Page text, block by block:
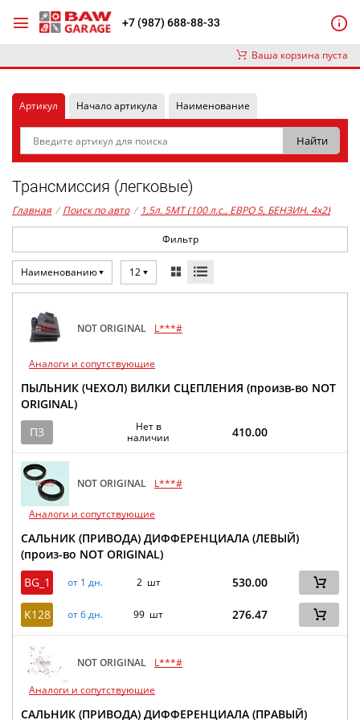
+7 (987) 688-88-33
Ваша корзина пуста
Артикул Начало артикула Наименование
Трансмиссия (легковые)
Главная / Поиск по авто / 1,5л. 5MT (100 л.с., ЕВРО 5, БЕНЗИН, 4x2)
Фильтр
Наименованию 12
NOT ORIGINAL L***#
Аналоги и сопутствующие
ПЫЛЬНИК (ЧЕХОЛ) ВИЛКИ СЦЕПЛЕНИЯ (произв-во NOT
ORIGINAL)
ПЗ
Нет в
наличии
410.00
NOT ORIGINAL L***#
Аналоги и сопутствующие
САЛЬНИК (ПРИВОДА) ДИФФЕРЕНЦИАЛА (ЛЕВЫЙ)
(произ-во NOT ORIGINAL)
BG_1
от 1 дн. 2 шт 530.00
K128 от 6 дн. 99 шт 276.47
NOT ORIGINAL L***#
Аналоги и сопутствующие
САЛЬНИК (ПРИВОДА) ДИФФЕРЕНЦИАЛА (ПРАВЫЙ)